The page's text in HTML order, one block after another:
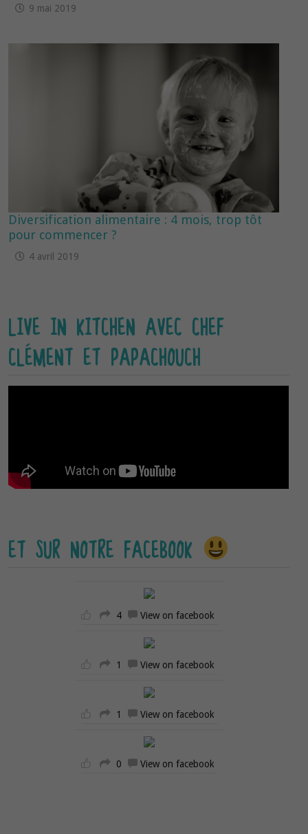
9 mai 2019
Diversification alimentaire : 4 mois, trop tôt
pour commencer ?
4 avril 2019
LIVE IN KITCHEN AVEC CHEF
CLÉMENT ET PAPACHOUCH
ET SUR NOTRE FACEBOOK
4 View on facebook
1 View on facebook
1 View on facebook
0 View on facebook